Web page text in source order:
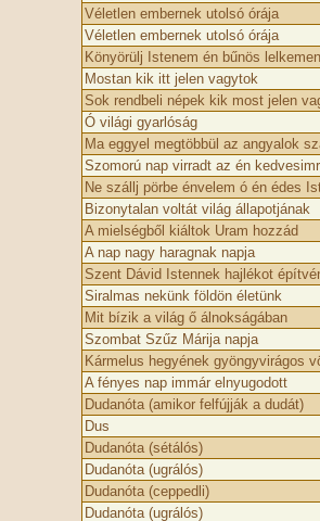
Véletlen embernek utolsó órája
Véletlen embernek utolsó órája
Könyörülj Istenem én bűnös lelkemen
Mostan kik itt jelen vagytok
Sok rendbeli népek kik most jelen
Ó világi gyarlóság
Ma eggyel megtöbbül az angyalok
Szomorú nap virradt az én
Ne szállj pörbe énvelem ó én édes
Bizonytalan voltát világ állapotjának
A mielségből kiáltok Uram hozzád
A nap nagy haragnak napja
Szent Dávid Istennek hajlékot
Siralmas nekünk földön életünk
Mit bízik a világ ő álnokságában
Szombat Szűz Márija napja
Kármelus hegyének gyöngyvirágos
A fényes nap immár elnyugodott
Dudanóta (amikor felfújják a dudát)
Dus
Dudanóta (sétálós)
Dudanóta (ugrálós)
Dudanóta (ceppedli)
Dudanóta (ugrálós)